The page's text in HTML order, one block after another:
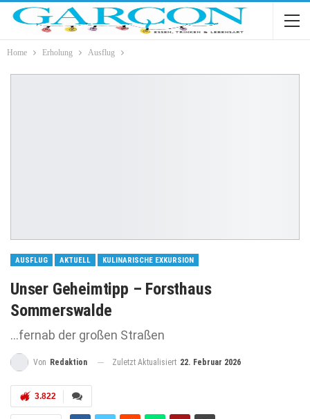
Home Erholung Ausflug
AUSFLUG AKTUELL KULINARISCHE EXKURSION
Unser Geheimtipp – Forsthaus
Sommerswalde
...fernab der großen Straßen
Von Redaktion Zuletzt Aktualisiert 22. Februar 2026
3.822